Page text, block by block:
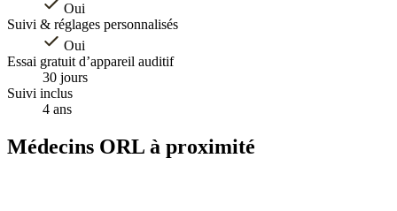
Oui
Suivi & réglages personnalisés
Oui
Essai gratuit d’appareil auditif
30 jours
Suivi inclus
4 ans
Médecins ORL à proximité